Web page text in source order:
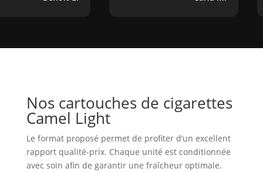
Nos cartouches de cigarettes
Camel Light
Le format proposé permet de profiter d’un excellent
rapport qualité‑prix. Chaque unité est conditionnée
avec soin afin de garantir une fraîcheur optimale.